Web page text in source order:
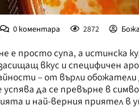
0коментара 2872
е просто супа, а истинска
вкус и специфичен
– от върли
да се превърне в
и най-верния приятел